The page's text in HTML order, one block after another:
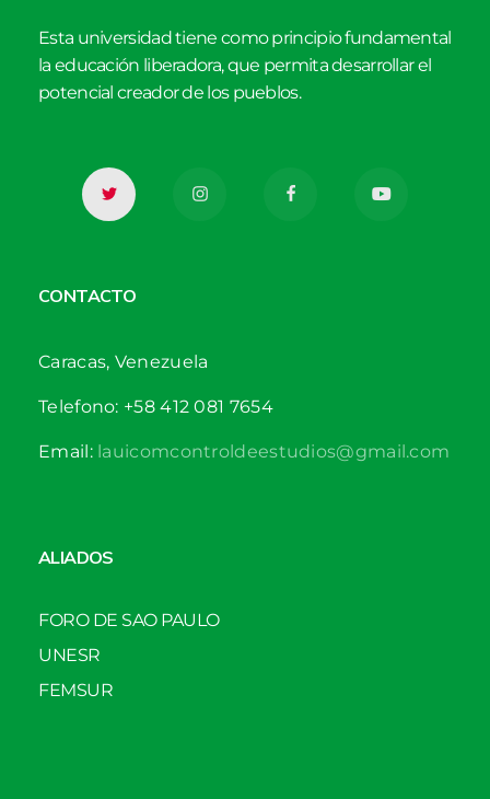
Esta universidad tiene como principio fundamental
la educación liberadora, que permita desarrollar el
potencial creador de los pueblos.
CONTACTO
Caracas, Venezuela
Telefono: +58 412 081 7654
Email:lauicomcontroldeestudios@gmail.com
ALIADOS
FORO DE SAO PAULO
UNESR
FEMSUR